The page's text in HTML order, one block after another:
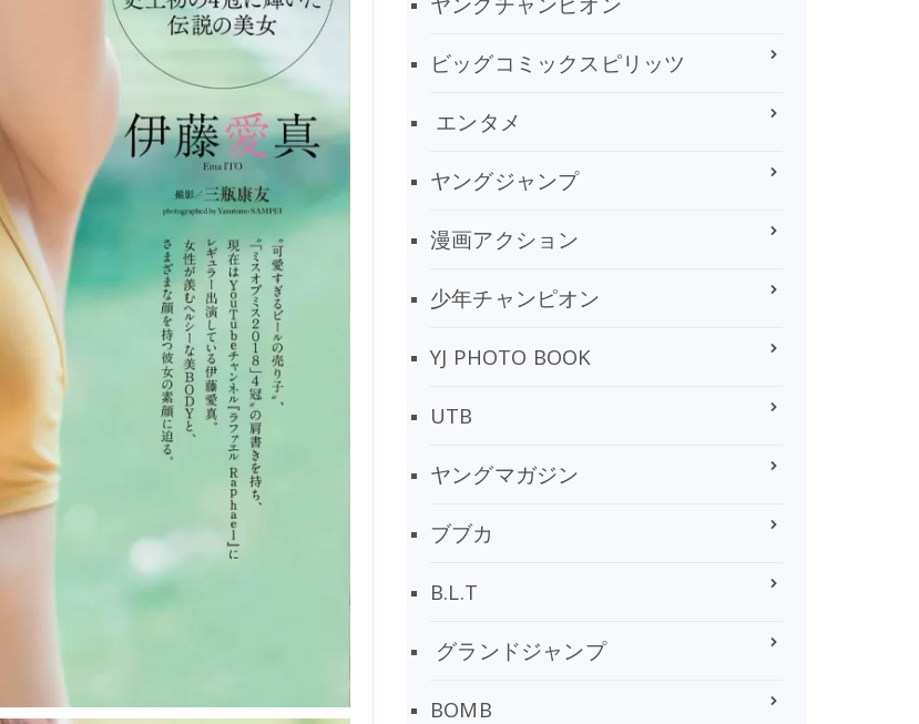
ビッグコミックスピリッツ
エンタメ
ヤングジャンプ
漫画アクション
少年チャンピオン
YJ PHOTO BOOK
UTB
ヤングマガジン
ブブカ
B.L.T
グランドジャンプ
BOMB